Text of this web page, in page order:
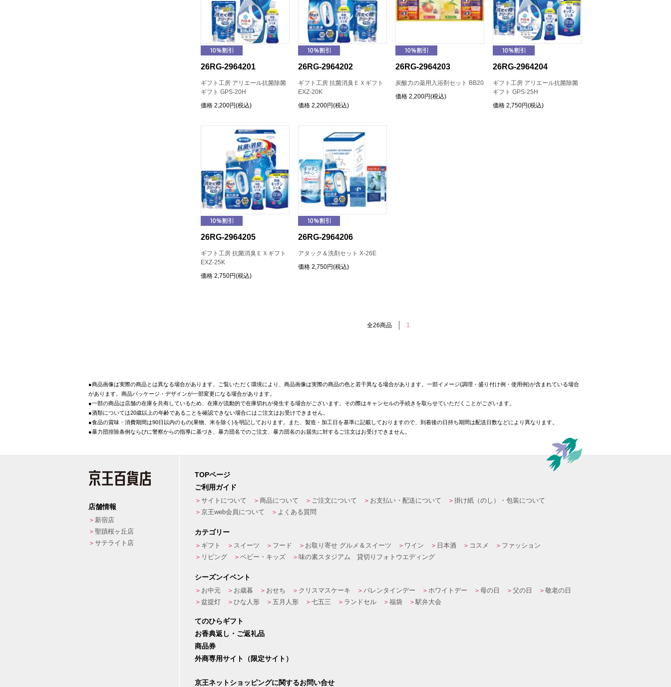
26RG-2964201
ギフト工房 アリエール抗菌除菌
ギフト GPS-20H
価格 2,200円(税込)
26RG-2964202
ギフト工房 抗菌消臭ＥＸギフト
EXZ-20K
価格 2,200円(税込)
26RG-2964203
炭酸力の薬用入浴剤セット BB20
価格 2,200円(税込)
26RG-2964204
ギフト工房 アリエール抗菌除菌
ギフト GPS-25H
価格 2,750円(税込)
26RG-2964205
ギフト工房 抗菌消臭ＥＸギフト
EXZ-25K
価格 2,750円(税込)
26RG-2964206
アタック＆洗剤セット X-26E
価格 2,750円(税込)
全26商品 1
●商品画像は実際の商品とは異なる場合があります。ご覧いただく環境により、商品画像は実際の商品の色と若干異なる場合があります。一部イメージ(調理・盛り付け例・使用例)が含まれている場合
があります。商品パッケージ・デザインが一部変更になる場合があります。
●一部の商品は店舗の在庫を共有しているため、在庫が流動的で在庫切れが発生する場合がございます。その際はキャンセルの手続きを取らせていただくことがございます。
●酒類については20歳以上の年齢であることを確認できない場合にはご注文はお受けできません。
●食品の賞味・消費期間は90日以内のもの(果物、米を除く)を明記しております。また、製造・加工日を基準に記載しておりますので、到着後の日持ち期間は配送日数などにより異なります。
●暴力団排除条例ならびに警察からの指導に基づき、暴力団名でのご注文、暴力団名のお届先に対するご注文はお受けできません。
店舗情報
新宿店
聖蹟桜ヶ丘店
サテライト店
TOPページ
ご利用ガイド
サイトについて 商品について ご注文について お支払い・配送について
掛け紙（のし）・包装について
京王web会員について
よくある質問
カテゴリー
ギフト スイーツ フード お取り寄せ グルメ＆スイーツ ワイン 日本酒 コスメ
ファッション
リビング
ベビー・キッズ 味の素スタジアム 貸切りフォトウエディング
シーズンイベント
お中元 お歳暮 おせち クリスマスケーキ バレンタインデー ホワイトデー 母の日 父の日
敬老の日
盆提灯
ひな人形 五月人形 七五三 ランドセル 福袋 駅弁大会
てのひらギフト
お香典返し・ご返礼品
商品券
外商専用サイト（限定サイト）
京王ネットショッピングに関するお問い合せ